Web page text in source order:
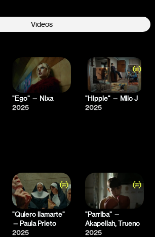
Videos
"Ego" — Nixa
2025
"Hippie" — Milo J
2025
"Quiero llamarte"
— Paula Prieto
2025
"Parriba" —
Akapellah, Trueno
2025